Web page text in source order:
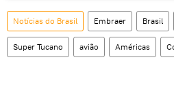
Notícias do Brasil Embraer Brasil
Super Tucano avião Américas